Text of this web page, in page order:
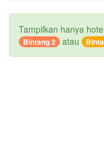
Tampilkan hanya hotel
Bintang 2
atau